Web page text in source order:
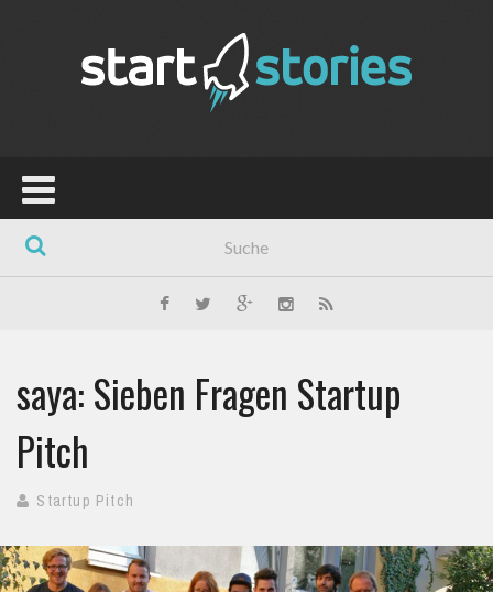
saya: Sieben Fragen Startup
Pitch
Startup Pitch